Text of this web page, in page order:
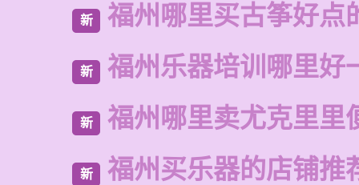
新 福州哪里买古筝好点
新 福州乐器培训哪里好
新 福州哪里卖尤克里里
新 福州买乐器的店铺推